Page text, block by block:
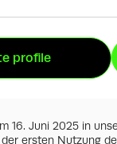
profile
16. Juni 2025 in
ersten Nutzung